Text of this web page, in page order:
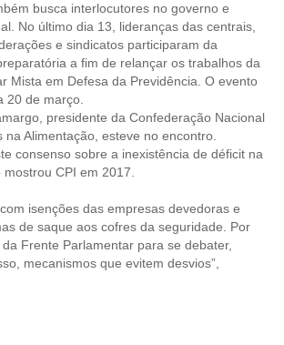
busca interlocutores no governo e
No último dia 13, lideranças das centrais,
e sindicatos participaram da
a fim de relançar os trabalhos da
Mista em Defesa da Previdência. O evento
20 de março.
presidente da Confederação Nacional
na Alimentação, esteve no encontro.
consenso sobre a inexistência de déficit na
mostrou CPI em 2017.
isenções das empresas devedoras e
de saque aos cofres da seguridade. Por
Frente Parlamentar para se debater,
mecanismos que evitem desvios”,